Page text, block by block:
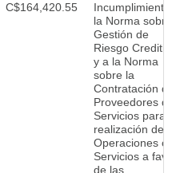
C$164,420.55
Incumplimiento
la Norma sobre
Gestión de
Riesgo
y a la Norma
sobre la
Contratación de
Proveedores de
Servicios para
realización de
Operaciones o
Servicios a
de las